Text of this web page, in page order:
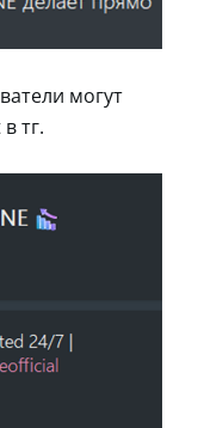
могут
тг.